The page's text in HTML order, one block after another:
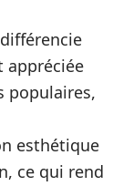
appréciée
populaires,
esthétique
ce qui rend